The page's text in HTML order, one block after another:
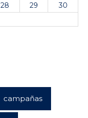
28 29
30
campañas